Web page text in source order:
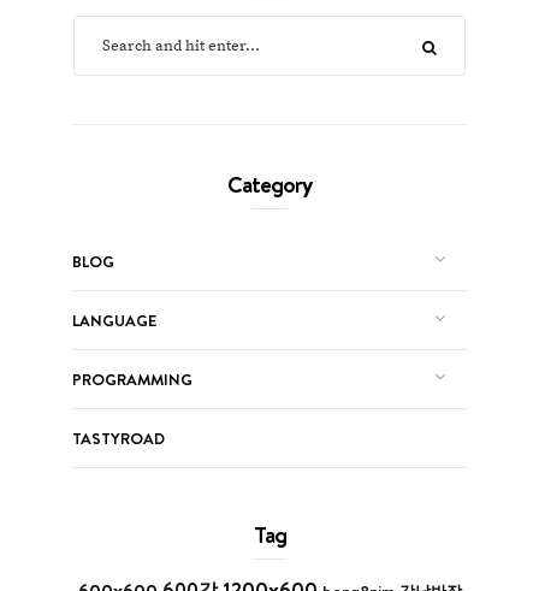
Category
BLOG
LANGUAGE
PROGRAMMING
TASTYROAD
Tag